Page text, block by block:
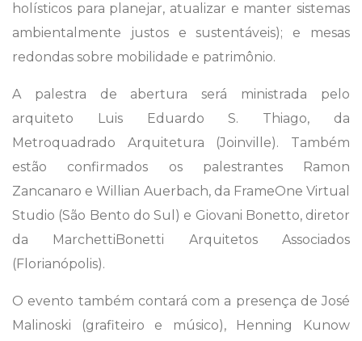
holísticos para planejar, atualizar e manter sistemas
ambientalmente justos e sustentáveis); e mesas
redondas sobre mobilidade e patrimônio.
A palestra de abertura será ministrada pelo
arquiteto Luis Eduardo S. Thiago, da
Metroquadrado Arquitetura (Joinville). Também
estão confirmados os palestrantes Ramon
Zancanaro e Willian Auerbach, da FrameOne Virtual
Studio (São Bento do Sul) e Giovani Bonetto, diretor
da MarchettiBonetti Arquitetos Associados
(Florianópolis).
O evento também contará com a presença de José
Malinoski (grafiteiro e músico), Henning Kunow